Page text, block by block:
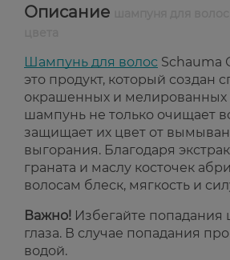
Описание
Шампунь для волос Schauma
это продукт, который создан
окрашенных и мелированных
шампунь не только очищает
защищает их цвет от
выгорания. Благодаря
граната и маслу косточек
волосам блеск, мягкость и
Важно! Избегайте
глаза. В случае попадания
водой.